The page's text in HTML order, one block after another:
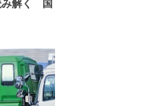
み解く 国